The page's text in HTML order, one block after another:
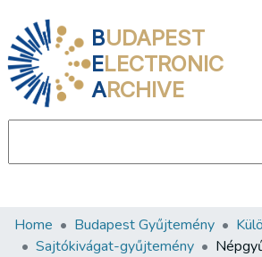
BUDAPEST
ELECTRONIC
ARCHIVE
Communities & Collections
Home Budapest Gyűjtemény
Sajtókivágat-gyűjtemény